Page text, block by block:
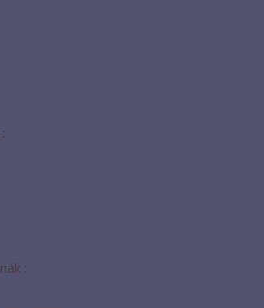
: